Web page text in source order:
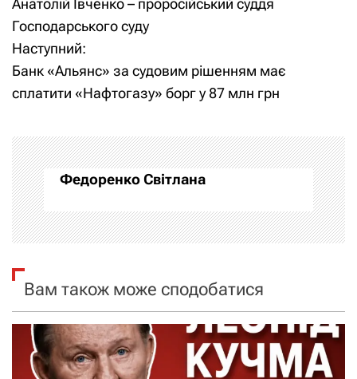
а
в
и
а
ц
и
о
а
в
і
а
ц
і
а
Анатолій Івченко – проросійський суддя
Господарського суду
Наступний:
Банк «Альянс» за судовим рішенням має
сплатити «Нафтогазу» борг у 87 млн грн
Федоренко Світлана
Вам також може сподобатися